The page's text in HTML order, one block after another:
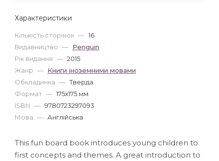
Характеристики
Кількість сторінок — 16
Видавництво — Penguin
Рік видання — 2015
Жанр — Книги іноземними мовами
Обкладинка — Тверда
Формат — 175x175 мм
ISBN — 9780723297093
Мова — Англійська
This fun board book introduces young children to
first concepts and themes. A great introduction to